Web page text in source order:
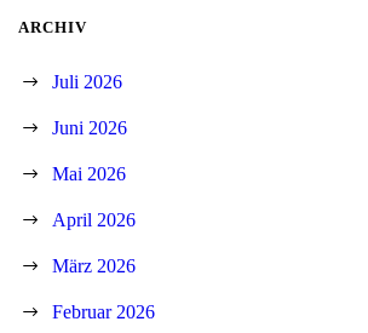
ARCHIV
Juli 2026
Juni 2026
Mai 2026
April 2026
März 2026
Februar 2026